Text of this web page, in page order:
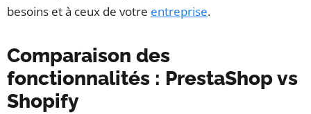
besoins et à ceux de votre entreprise.
Comparaison des
fonctionnalités : PrestaShop vs
Shopify